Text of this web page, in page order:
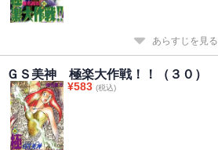
あらすじを見る
ＧＳ美神 極楽大作戦！！（３０）
¥583 (税込)